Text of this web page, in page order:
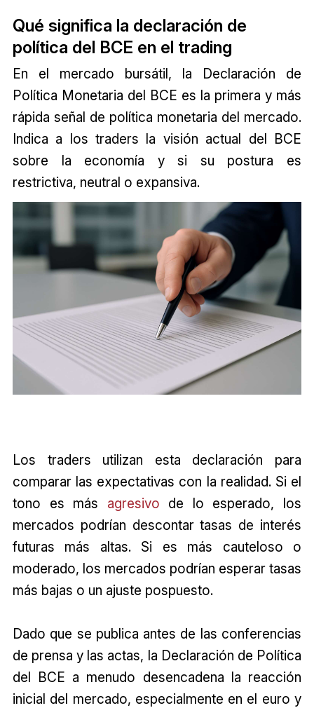
Qué significa la declaración de
política del BCE en el trading
En el mercado bursátil, la Declaración de
Política Monetaria del BCE es la primera y más
rápida señal de política monetaria del mercado.
Indica a los traders la visión actual del BCE
sobre la economía y si su postura es
restrictiva, neutral o expansiva.
Los traders utilizan esta declaración para
comparar las expectativas con la realidad. Si el
tono es más agresivo de lo esperado, los
mercados podrían descontar tasas de interés
futuras más altas. Si es más cauteloso o
moderado, los mercados podrían esperar tasas
más bajas o un ajuste pospuesto.
Dado que se publica antes de las conferencias
de prensa y las actas, la Declaración de Política
del BCE a menudo desencadena la reacción
inicial del mercado, especialmente en el euro y